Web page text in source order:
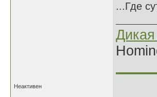
...Где
Неактивен